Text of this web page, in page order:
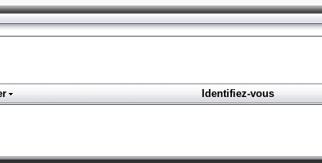
Crackme
ClientSide
Forensics
IRC
Identifiez-vous